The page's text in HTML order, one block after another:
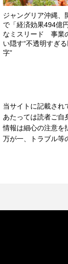
ジャングリア沖縄、
で「経済効果494億
なミスリード 事業
い隠す“不透明すぎ
字”
当サイトに記載され
あたっては読者ご自
情報は細心の注意を
万が一、トラブル等